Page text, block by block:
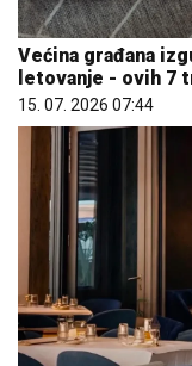
Većina građana
letovanje - ovih 7
15. 07. 2026 07:44